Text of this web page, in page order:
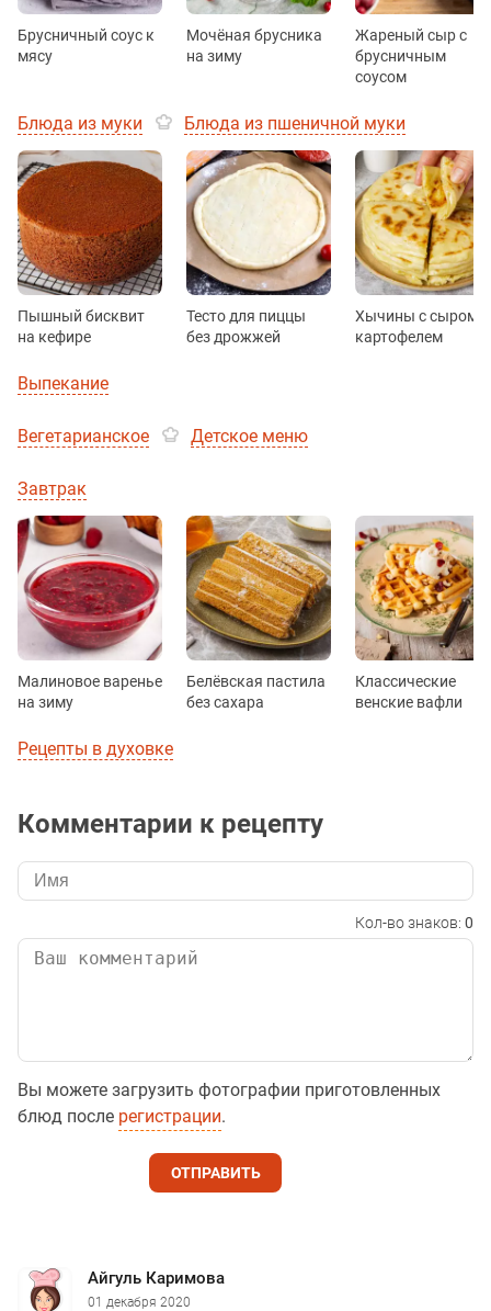
Брусничный соус к
мясу
Мочёная брусника
на зиму
Жареный сыр с
брусничным
соусом
Блюда из муки Блюда из пшеничной муки
Пышный бисквит
на кефире
Тесто для пиццы
без дрожжей
Хычины с сыром и
картофелем
Выпекание
Вегетарианское Детское меню
Завтрак
Малиновое варенье
на зиму
Белёвская пастила
без сахара
Классические
венские вафли
Рецепты в духовке
Комментарии к рецепту
Кол-во знаков: 0
Вы можете загрузить фотографии приготовленных
блюд после регистрации.
ОТПРАВИТЬ
Айгуль Каримова
01 декабря 2020